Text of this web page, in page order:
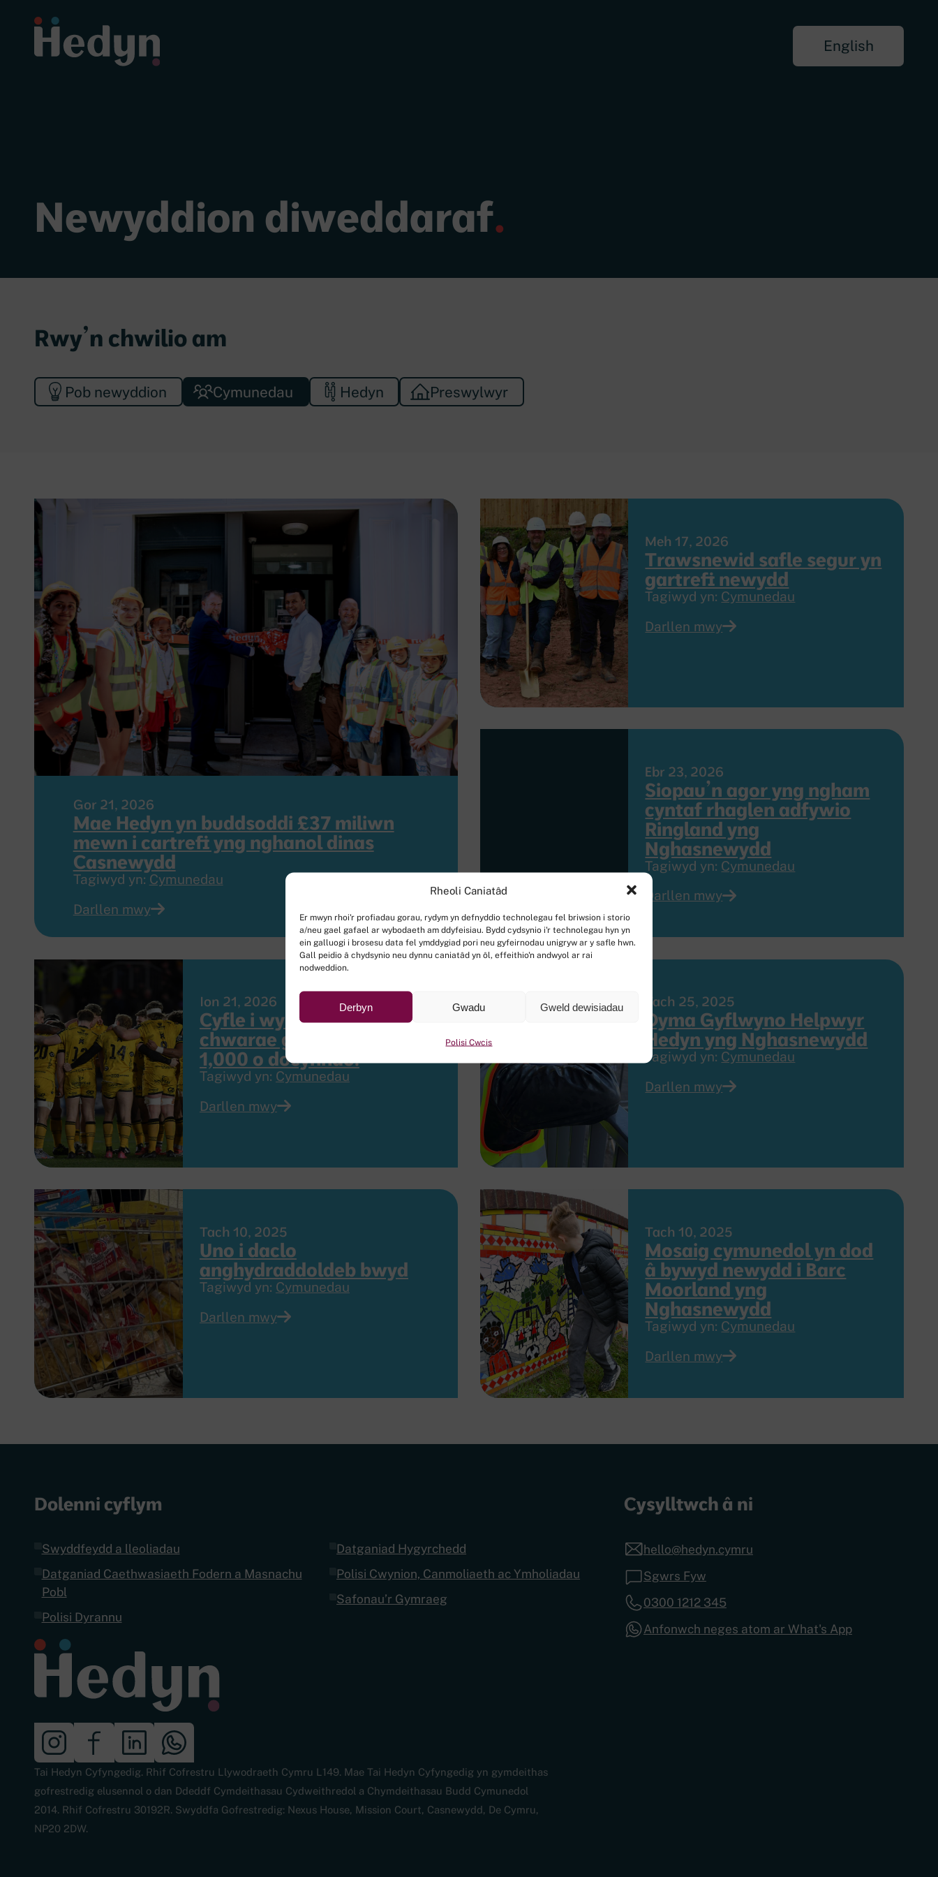
Rheoli Caniatâd
Er mwyn rhoi'r profiadau gorau, rydym yn defnyddio technolegau fel briwsion i storio
a/neu gael gafael ar wybodaeth am ddyfeisiau. Bydd cydsynio i'r technolegau hyn yn
ein galluogi i brosesu data fel ymddygiad pori neu gyfeirnodau unigryw ar y safle hwn.
Gall peidio â chydsynio neu dynnu caniatâd yn ôl, effeithio'n andwyol ar rai
nodweddion.
Derbyn Gwadu Gweld dewisiadau
Polisi Cwcis
English
Newyddion diweddaraf.
Rwy’n chwilio am
Pob newyddion Cymunedau Hedyn Preswylwyr
Gor 21, 2026
Mae Hedyn yn buddsoddi £37 miliwn
mewn i cartrefi yng nghanol dinas
Casnewydd
Tagiwyd yn: Cymunedau
Darllen mwy
Meh 17, 2026
Trawsnewid safle segur yn
gartrefi newydd
Tagiwyd yn: Cymunedau
Darllen mwy
Ebr 23, 2026
Siopau’n agor yng ngham
cyntaf rhaglen adfywio
Ringland yng
Nghasnewydd
Tagiwyd yn: Cymunedau
Darllen mwy
Ion 21, 2026
Cyfle i wylio’r Dreigiau’n
chwarae gyda’n rhodd o
1,000 o docynnau!
Tagiwyd yn: Cymunedau
Darllen mwy
Tach 25, 2025
Dyma Gyflwyno Helpwyr
Hedyn yng Nghasnewydd
Tagiwyd yn: Cymunedau
Darllen mwy
Tach 10, 2025
Uno i daclo
anghydraddoldeb bwyd
Tagiwyd yn: Cymunedau
Darllen mwy
Tach 10, 2025
Mosaig cymunedol yn dod
â bywyd newydd i Barc
Moorland yng
Nghasnewydd
Tagiwyd yn: Cymunedau
Darllen mwy
Dolenni cyflym
Swyddfeydd a lleoliadau
Datganiad Caethwasiaeth Fodern a Masnachu
Pobl
Polisi Dyrannu
Datganiad Hygyrchedd
Polisi Cwynion, Canmoliaeth ac Ymholiadau
Safonau’r Gymraeg
Cysylltwch â ni
hello@hedyn.cymru
Sgwrs Fyw
0300 1212 345
Anfonwch neges atom ar What's App
Tai Hedyn Cyfyngedig. Rhif Cofrestru Llywodraeth Cymru L149. Mae Tai Hedyn Cyfyngedig yn gymdeithas
gofrestredig elusennol o dan Ddeddf Cymdeithasau Cydweithredol a Chymdeithasau Budd Cymunedol
2014. Rhif Cofrestru 30192R. Swyddfa Gofrestredig: Nexus House, Mission Court, Casnewydd, De Cymru,
NP20 2DW.